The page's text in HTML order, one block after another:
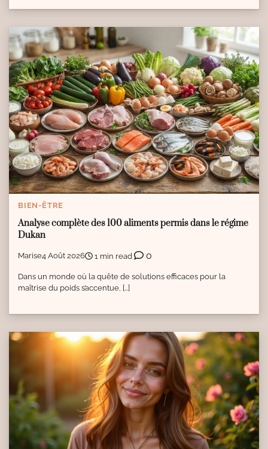
BIEN-ÊTRE
Analyse complète des 100 aliments permis dans le régime
Dukan
Marise4 Août 2026 1 min read 0
Dans un monde où la quête de solutions efficaces pour la
maîtrise du poids s’accentue, […]